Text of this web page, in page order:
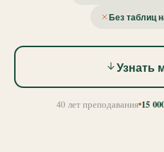
Без таблиц
Узнать
40 лет преподавания 15